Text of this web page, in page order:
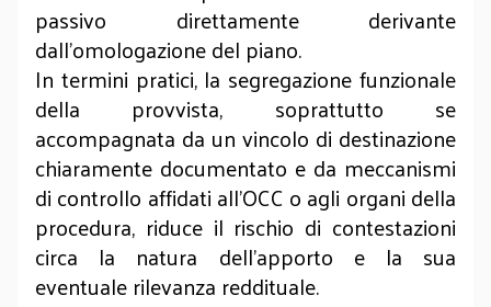
passivo direttamente derivante
dall’omologazione del piano.
In termini pratici, la segregazione funzionale
della provvista, soprattutto se
accompagnata da un vincolo di destinazione
chiaramente documentato e da meccanismi
di controllo affidati all’OCC o agli organi della
procedura, riduce il rischio di contestazioni
circa la natura dell’apporto e la sua
eventuale rilevanza reddituale.